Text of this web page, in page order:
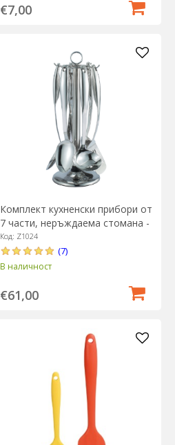
€7,00
Комплект кухненски прибори от
7 части, неръждаема стомана -
Zokura
Код: Z1024
(7)
В наличност
€61,00